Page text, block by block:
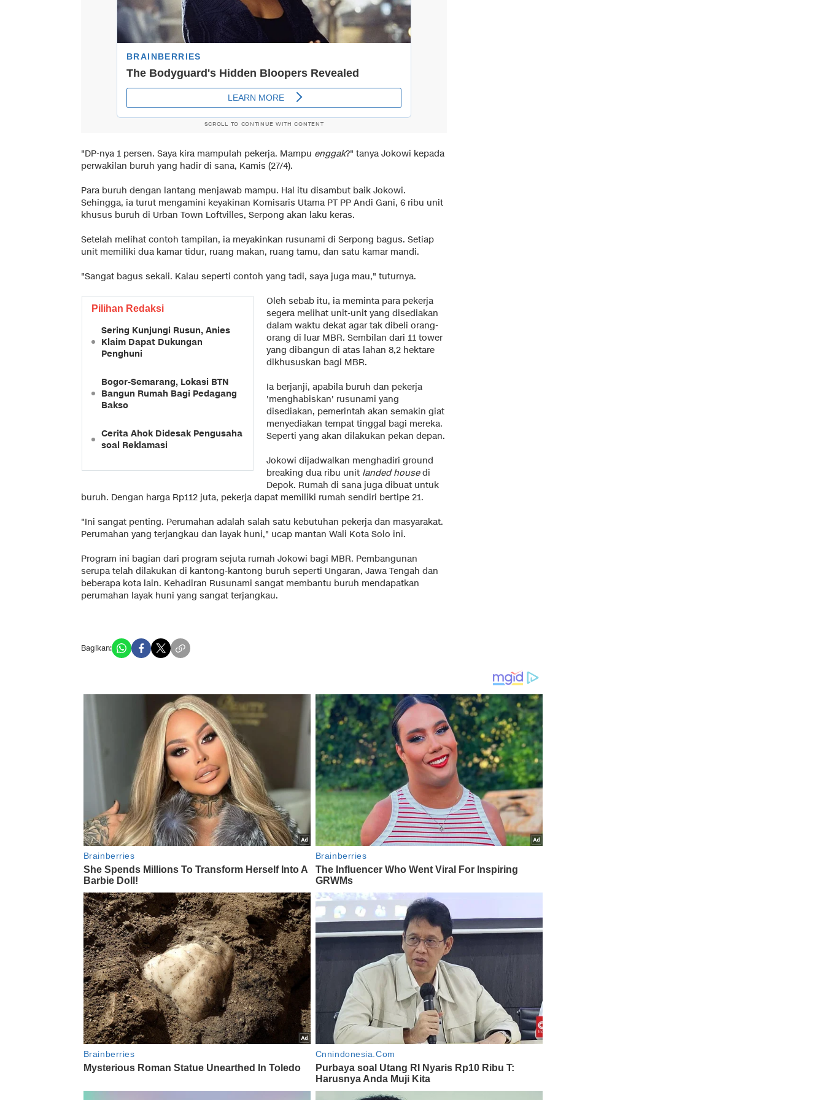
SCROLL TO CONTINUE WITH CONTENT
"DP-nya 1 persen. Saya kira mampulah pekerja. Mampu enggak?" tanya Jokowi kepada
perwakilan buruh yang hadir di sana, Kamis (27/4).
Para buruh dengan lantang menjawab mampu. Hal itu disambut baik Jokowi.
Sehingga, ia turut mengamini keyakinan Komisaris Utama PT PP Andi Gani, 6 ribu unit
khusus buruh di Urban Town Loftvilles, Serpong akan laku keras.
Setelah melihat contoh tampilan, ia meyakinkan rusunami di Serpong bagus. Setiap
unit memiliki dua kamar tidur, ruang makan, ruang tamu, dan satu kamar mandi.
"Sangat bagus sekali. Kalau seperti contoh yang tadi, saya juga mau," tuturnya.
Pilihan Redaksi
Sering Kunjungi Rusun, Anies
Klaim Dapat Dukungan
Penghuni
Bogor-Semarang, Lokasi BTN
Bangun Rumah Bagi Pedagang
Bakso
Cerita Ahok Didesak Pengusaha
soal Reklamasi
Oleh sebab itu, ia meminta para pekerja
segera melihat unit-unit yang disediakan
dalam waktu dekat agar tak dibeli orang-
orang di luar MBR. Sembilan dari 11 tower
yang dibangun di atas lahan 8,2 hektare
dikhususkan bagi MBR.
Ia berjanji, apabila buruh dan pekerja
'menghabiskan' rusunami yang
disediakan, pemerintah akan semakin giat
menyediakan tempat tinggal bagi mereka.
Seperti yang akan dilakukan pekan depan.
Jokowi dijadwalkan menghadiri ground
breaking dua ribu unit landed housedi
Depok. Rumah di sana juga dibuat untuk
buruh. Dengan harga Rp112 juta, pekerja dapat memiliki rumah sendiri bertipe 21.
"Ini sangat penting. Perumahan adalah salah satu kebutuhan pekerja dan masyarakat.
Perumahan yang terjangkau dan layak huni," ucap mantan Wali Kota Solo ini.
Program ini bagian dari program sejuta rumah Jokowi bagi MBR. Pembangunan
serupa telah dilakukan di kantong-kantong buruh seperti Ungaran, Jawa Tengah dan
beberapa kota lain. Kehadiran Rusunami sangat membantu buruh mendapatkan
perumahan layak huni yang sangat terjangkau.
Bagikan: